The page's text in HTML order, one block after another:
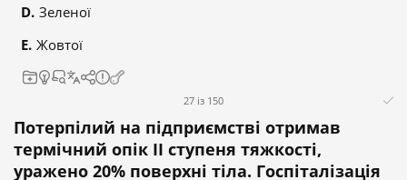
Зеленої
Жовтої
27 із 150
Потерпілий на підприємстві отримав
термічний опік II ступеня тяжкості,
уражено 20% поверхні тіла. Госпіталізація